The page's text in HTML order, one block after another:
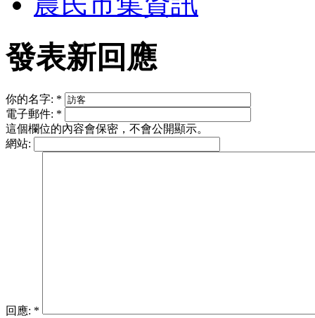
發表新回應
你的名字: *
電子郵件: *
這個欄位的內容會保密，不會公開顯示。
網站:
回應: *